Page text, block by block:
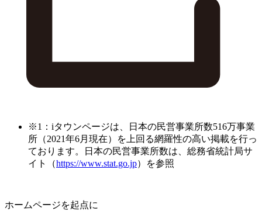
※1：iタウンページは、日本の民営事業所数516万事業
所（2021年6月現在）を上回る網羅性の高い掲載を行っ
ております。日本の民営事業所数は、総務省統計局サ
イト（https://www.stat.go.jp）を参照
ホームページを起点に